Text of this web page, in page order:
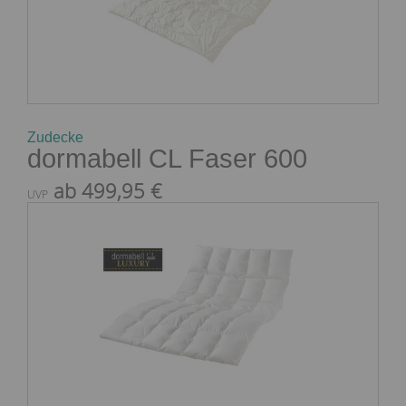
Zudecke
dormabell CL Faser 600
UVP ab 499,95 €